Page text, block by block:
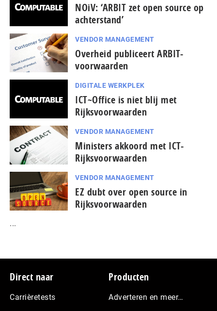
NOiV: ‘ARBIT zet open source op
achterstand’
VENDOR MANAGEMENT
Overheid publiceert ARBIT-
voorwaarden
DIGITALE WERKPLEK
ICT~Office is niet blij met
Rijksvoorwaarden
VENDOR MANAGEMENT
Ministers akkoord met ICT-
Rijksvoorwaarden
VENDOR MANAGEMENT
EZ dubt over open source in
Rijksvoorwaarden
...
Footer
Direct naar
Carrièretests
Producten
Adverteren en meer…